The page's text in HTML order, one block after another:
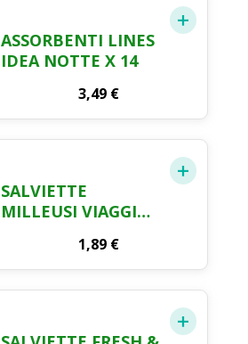
ASSORBENTI LINES
IDEA NOTTE X 14
3,49 €
SALVIETTE
MILLEUSI VIAGGIO
SWIPPIES X 20
1,89 €